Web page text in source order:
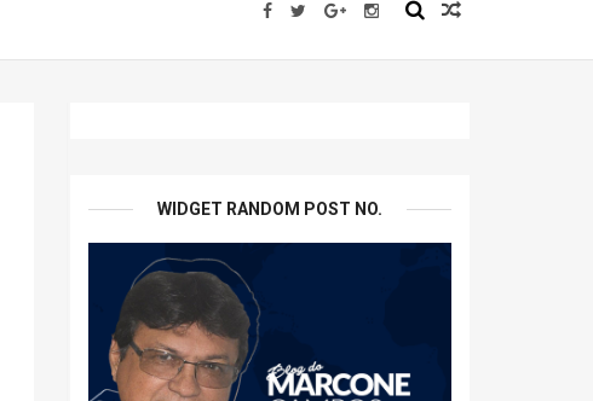
WIDGET RANDOM POST NO.